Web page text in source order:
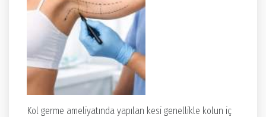
Kol germe ameliyatında yapılan kesi genellikle kolun iç